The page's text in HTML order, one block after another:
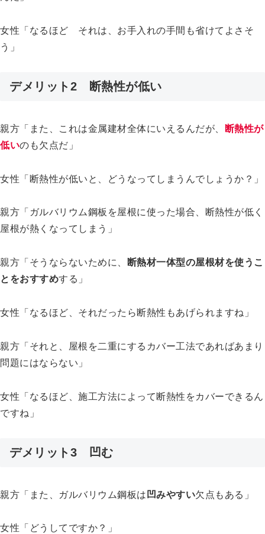
女性「なるほど それは、お手入れの手間も省けてよさそ
う」
デメリット2 断熱性が低い
親方「また、これは金属建材全体にいえるんだが、
断熱性が
低いのも欠点だ」
女性「断熱性が低いと、どうなってしまうんでしょうか？」
親方「ガルバリウム鋼板を屋根に使った場合、断熱性が低く
屋根が熱くなってしまう」
親方「そうならないために、
断熱材一体型の屋根材を使うこ
とをおすすめする」
女性「なるほど、それだったら断熱性もあげられますね」
親方「それと、屋根を二重にするカバー工法であればあまり
問題にはならない」
女性「なるほど、施工方法によって断熱性をカバーできるん
ですね」
デメリット3 凹む
親方「また、ガルバリウム鋼板は 凹みやすい欠点もある」
女性「どうしてですか？」